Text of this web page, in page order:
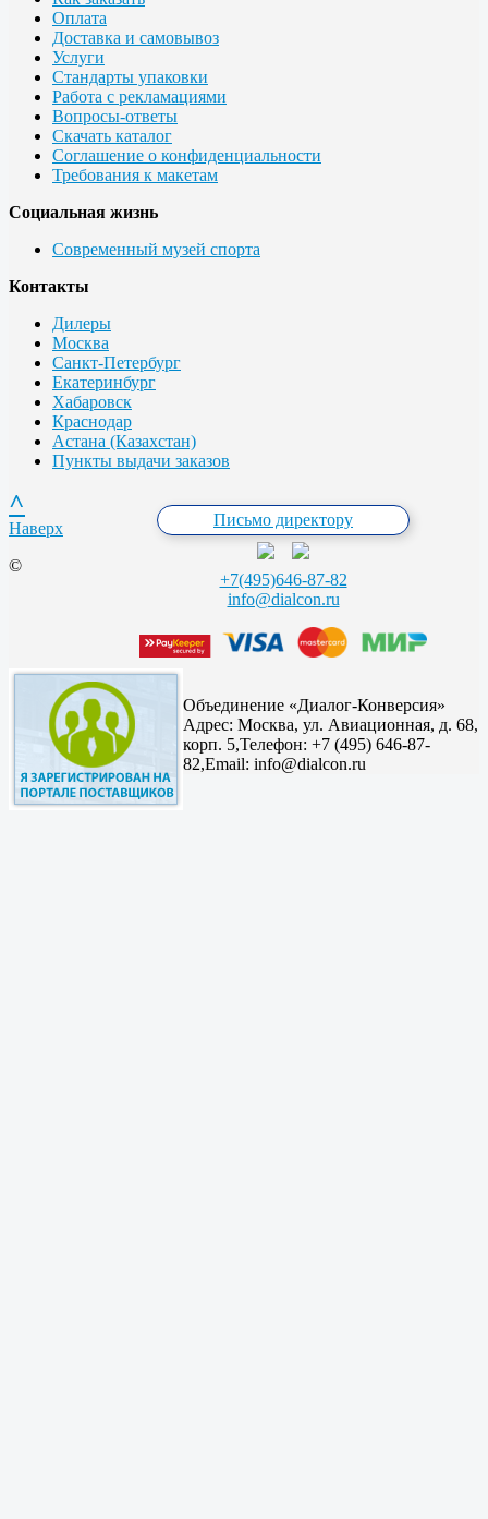
Оплата
Доставка и самовывоз
Услуги
Стандарты упаковки
Работа с рекламациями
Вопросы-ответы
Скачать каталог
Соглашение о конфиденциальности
Требования к макетам
Социальная жизнь
Современный музей спорта
Контакты
Дилеры
Москва
Санкт-Петербург
Екатеринбург
Хабаровск
Краснодар
Астана (Казахстан)
Пункты выдачи заказов
Письмо директору
+7(495)646-87-82
info@dialcon.ru
^
Наверх
©
Объединение «Диалог-Конверсия»
Адрес: Москва, ул. Авиационная, д. 68,
корп. 5,Телефон: +7 (495) 646-87-
82,Email: info@dialcon.ru